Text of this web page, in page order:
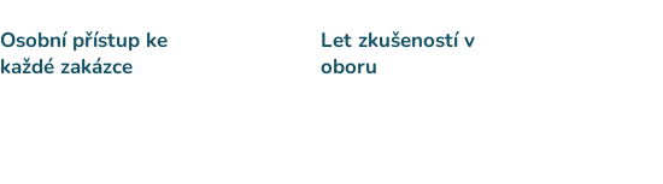
Osobní přístup ke
každé zakázce
Let zkušeností v
oboru